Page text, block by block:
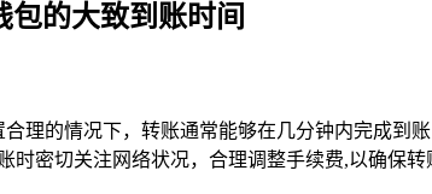
包的大致到账时间
理的情况下，转账通常能够在几分钟内完成到
时密切关注网络状况，合理调整手续费,以确保转